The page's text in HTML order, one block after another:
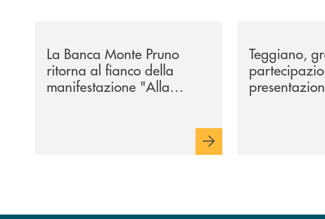
La Banca Monte Pruno
ritorna al fianco della
manifestazione "Alla
Teggiano,
Nicola